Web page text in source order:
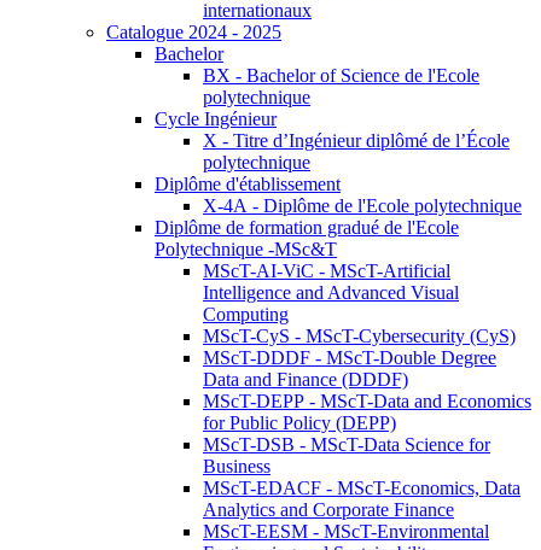
internationaux
Catalogue 2024 - 2025
Bachelor
BX - Bachelor of Science de l'Ecole
polytechnique
Cycle Ingénieur
X - Titre d’Ingénieur diplômé de l’École
polytechnique
Diplôme d'établissement
X-4A - Diplôme de l'Ecole polytechnique
Diplôme de formation gradué de l'Ecole
Polytechnique -MSc&T
MScT-AI-ViC - MScT-Artificial
Intelligence and Advanced Visual
Computing
MScT-CyS - MScT-Cybersecurity (CyS)
MScT-DDDF - MScT-Double Degree
Data and Finance (DDDF)
MScT-DEPP - MScT-Data and Economics
for Public Policy (DEPP)
MScT-DSB - MScT-Data Science for
Business
MScT-EDACF - MScT-Economics, Data
Analytics and Corporate Finance
MScT-EESM - MScT-Environmental